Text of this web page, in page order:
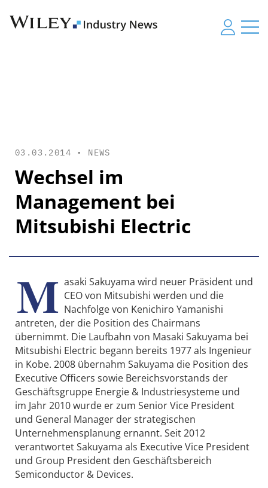
03.03.2014 • NEWS
Wechsel im
Management bei
Mitsubishi Electric
M asaki Sakuyama wird neuer Präsident und
CEO von Mitsubishi werden und die
Nachfolge von Kenichiro Yamanishi
antreten, der die Position des Chairmans
übernimmt. Die Laufbahn von Masaki Sakuyama bei
Mitsubishi Electric begann bereits 1977 als Ingenieur
in Kobe. 2008 übernahm Sakuyama die Position des
Executive Officers sowie Bereichsvorstands der
Geschäftsgruppe Energie & Industriesysteme und
im Jahr 2010 wurde er zum Senior Vice President
und General Manager der strategischen
Unternehmensplanung ernannt. Seit 2012
verantwortet Sakuyama als Executive Vice President
und Group President den Geschäftsbereich
Semiconductor & Devices.